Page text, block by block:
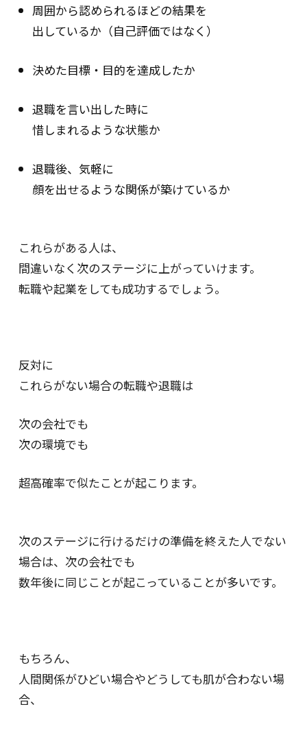
周囲から認められるほどの結果を
出しているか（自己評価ではなく）
決めた目標・目的を達成したか
退職を言い出した時に
惜しまれるような状態か
退職後、気軽に
顔を出せるような関係が築けているか
これらがある人は、
間違いなく次のステージに上がっていけます。
転職や起業をしても成功するでしょう。
反対に
これらがない場合の転職や退職は
次の会社でも
次の環境でも
超高確率で似たことが起こります。
次のステージに行けるだけの準備を終えた人でない
場合は、次の会社でも
数年後に同じことが起こっていることが多いです。
もちろん、
人間関係がひどい場合やどうしても肌が合わない場
合、